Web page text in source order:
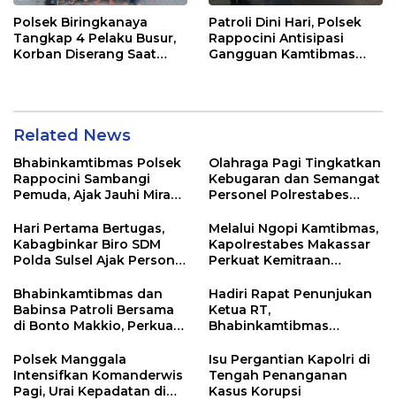
Polsek Biringkanaya
Tangkap 4 Pelaku Busur,
Korban Diserang Saat
Patroli Dini Hari, Polsek
Rappocini Antisipasi
Gangguan Kamtibmas
Related News
Bhabinkamtibmas Polsek
Rappocini Sambangi
Pemuda, Ajak Jauhi Miras,
Olahraga Pagi Tingkatkan
Kebugaran dan Semangat
Personel Polrestabes
Hari Pertama Bertugas,
Kabagbinkar Biro SDM
Polda Sulsel Ajak Personel
Kebersihan
Melalui Ngopi Kamtibmas,
Kapolrestabes Makassar
Perkuat Kemitraan
Bhabinkamtibmas dan
Babinsa Patroli Bersama
di Bonto Makkio, Perkuat
Hadiri Rapat Penunjukan
Ketua RT,
Bhabinkamtibmas
Pentingnya Sinergi
dengan Warga
Polsek Manggala
Intensifkan Komanderwis
Pagi, Urai Kepadatan di
Isu Pergantian Kapolri di
Tengah Penanganan
Kasus Korupsi